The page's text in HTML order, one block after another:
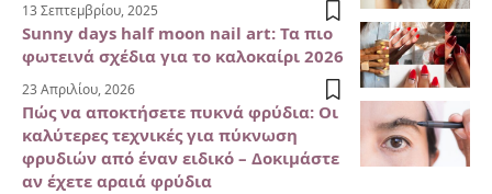
13 Σεπτεμβρίου, 2025
Sunny days half moon nail art: Τα πιο
φωτεινά σχέδια για το καλοκαίρι 2026
23 Απριλίου, 2026
Πώς να αποκτήσετε πυκνά φρύδια: Οι
καλύτερες τεχνικές για πύκνωση
φρυδιών από έναν ειδικό – Δοκιμάστε
αν έχετε αραιά φρύδια